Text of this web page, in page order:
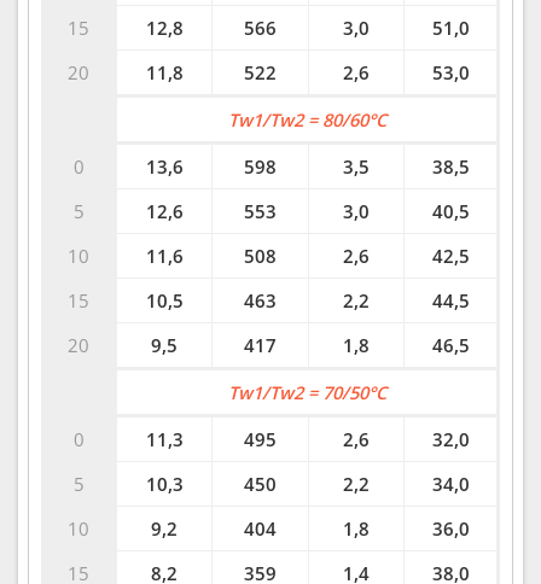
15
20
12,8
566 3,0
51,0
11,8
522 2,6 53,0
0
5
10
15
20
Tw1/Tw2 = 80/60°C
13,6
598 3,5
38,5
12,6
553 3,0
40,5
11,6
508 2,6
42,5
10,5
463 2,2
44,5
9,5
417 1,8 46,5
0
5
10
15
Tw1/Tw2 = 70/50°C
11,3
495 2,6
32,0
10,3
450 2,2
34,0
9,2
404 1,8
36,0
8,2
359 1,4 38,0